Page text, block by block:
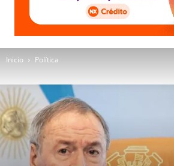
Inicio Política